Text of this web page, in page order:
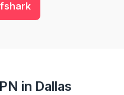
in Dallas